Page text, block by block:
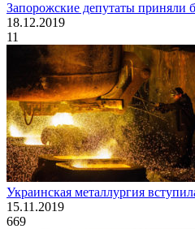
Запорожские депутаты приняли
18.12.2019
11
Украинская металлургия
15.11.2019
669